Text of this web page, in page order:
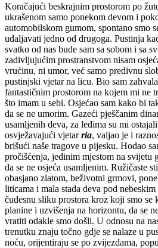
Koračajući beskrajnim prostorom po
ukrašenom samo ponekom devom i
automobilskom gumom, spontano smo
udaljavati jedno od drugoga. Pustinja
svatko od nas bude sam sa sobom i sa
zadivljujućim prostranstvom nisam
vrućinu, ni umor, već samo predivnu
pustinjski vjetar na licu. Bio sam
fantastičnim prostorom na kojem mi ne
što imam u sebi. Osjećao sam kako bi
da se ne umorim. Gazeći pješčanim
usamljenih deva, za leđima su mi
osvježavajući vjetarria, valjao je i
brišući naše tragove u pijesku. Hodao
pročišćenja, jedinim mjestom na svijetu
da se ne osjeća usamljenim. Ružičaste
obasjano zlatom, beživotni grmovi,
liticama i mala stada deva pod
čudesnu sliku prostora kroz koji smo se
planine i uzvišenja na horizontu, da se
vratiti odakle smo došli. U odnosu na
trenutku znaju točno gdje se nalaze u
noću, orijentiraju se po zvijezdama,